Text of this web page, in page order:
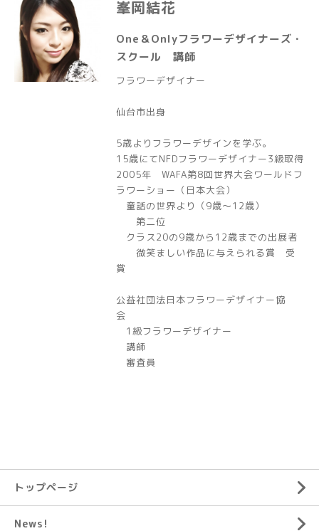
峯岡結花
One＆Onlyフラワーデザイナーズ・
スクール 講師
フラワーデザイナー
仙台市出身
5歳よりフラワーデザインを学ぶ。
15歳にてNFDフラワーデザイナー3級取得
2005年 WAFA第8回世界大会ワールドフ
ラワーショー（日本大会）
童話の世界より（9歳〜12歳）
第二位
クラス20の9歳から12歳までの出展者
微笑ましい作品に与えられる賞 受
賞
公益社団法日本フラワーデザイナー協
会
1級フラワーデザイナー
講師
審査員
トップページ
News!